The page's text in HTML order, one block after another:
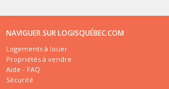
NAVIGUER SUR LOGISQUÉBEC.COM
Logements à louer
Propriétés à vendre
Aide - FAQ
Sécurité